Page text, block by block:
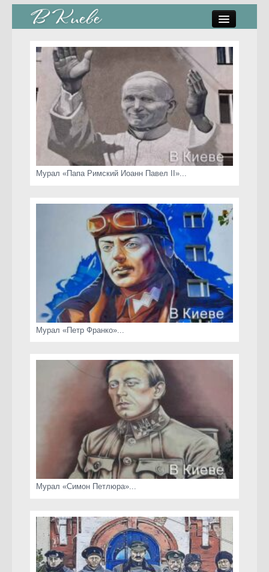
стрит-арт
коты Киева
скамейки
часы Киева
Мурал «Папа Римский Иоанн Павел II»...
Мурал «Петр Франко»...
Мурал «Симон Петлюра»...